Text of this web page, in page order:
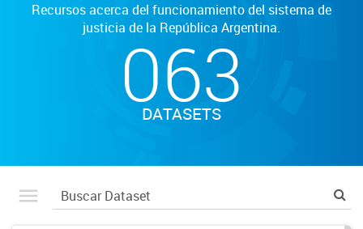
Recursos acerca del funcionamiento del sistema de
justicia de la República Argentina.
063
DATASETS